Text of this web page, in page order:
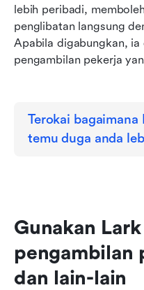
lebih peribadi,
penglibatan langsung
Apabila digabungkan,
pengambilan pekerja
Terokai bagaimana
temu duga anda
Gunakan
pengambilan
dan lain-lain